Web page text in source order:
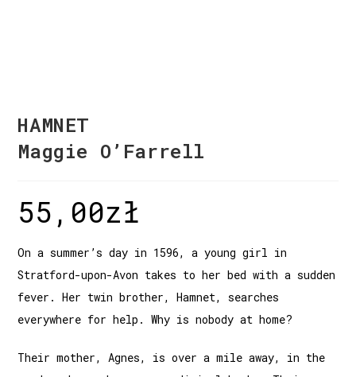
HAMNET
Maggie O’Farrell
55,00zł
On a summer’s day in 1596, a young girl in
Stratford-upon-Avon takes to her bed with a sudden
fever. Her twin brother, Hamnet, searches
everywhere for help. Why is nobody at home?
Their mother, Agnes, is over a mile away, in the